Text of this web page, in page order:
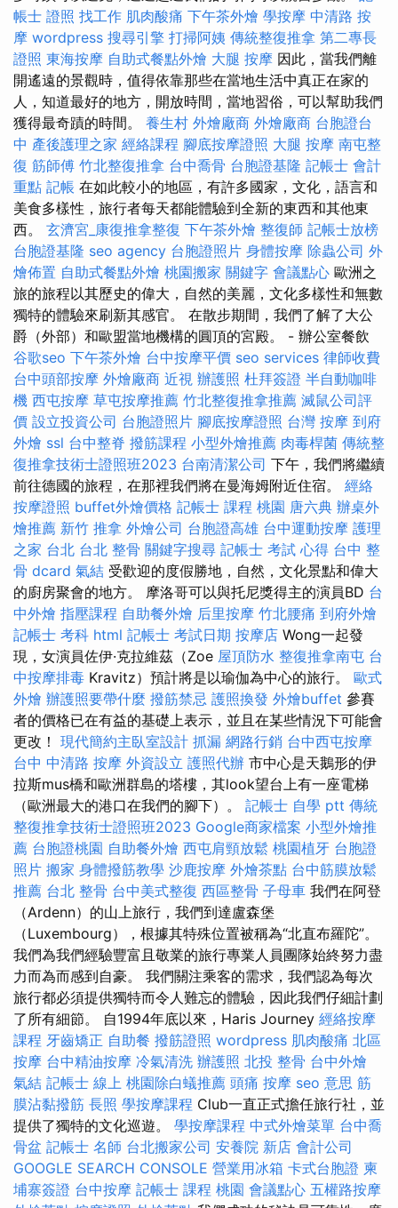
帳士 證照 找工作 肌肉酸痛 下午茶外燴 學按摩 中清路 按
摩 wordpress 搜尋引擎 打掃阿姨 傳統整復推拿 第二專長
證照 東海按摩 自助式餐點外燴 大腿 按摩 因此，當我們離
開遙遠的景觀時，值得依靠那些在當地生活中真正在家的
人，知道最好的地方，開放時間，當地習俗，可以幫助我們
獲得最奇蹟的時間。 養生村 外燴廠商 外燴廠商 台胞證台
中 產後護理之家 經絡課程 腳底按摩證照 大腿 按摩 南屯整
復 筋師傅 竹北整復推拿 台中喬骨 台胞證基隆 記帳士 會計
重點 記帳 在如此較小的地區，有許多國家，文化，語言和
美食多樣性，旅行者每天都能體驗到全新的東西和其他東
西。 玄濟宮_康復推拿整復 下午茶外燴 整復師 記帳士放榜
台胞證基隆 seo agency 台胞證照片 身體按摩 除蟲公司 外
燴佈置 自助式餐點外燴 桃園搬家 關鍵字 會議點心 歐洲之
旅的旅程以其歷史的偉大，自然的美麗，文化多樣性和無數
獨特的體驗來刷新其感官。 在散步期間，我們了解了大公
爵（外部）和歐盟當地機構的圓頂的宮殿。 - 辦公室餐飲
谷歌seo 下午茶外燴 台中按摩平價 seo services 律師收費
台中頭部按摩 外燴廠商 近視 辦護照 杜拜簽證 半自動咖啡
機 西屯按摩 草屯按摩推薦 竹北整復推拿推薦 滅鼠公司評
價 設立投資公司 台胞證照片 腳底按摩證照 台灣 按摩 到府
外燴 ssl 台中整脊 撥筋課程 小型外燴推薦 肉毒桿菌 傳統整
復推拿技術士證照班2023 台南清潔公司 下午，我們將繼續
前往德國的旅程，在那裡我們將在曼海姆附近住宿。 經絡
按摩證照 buffet外燴價格 記帳士 課程 桃園 唐六典 辦桌外
燴推薦 新竹 推拿 外燴公司 台胞證高雄 台中運動按摩 護理
之家 台北 台北 整骨 關鍵字搜尋 記帳士 考試 心得 台中 整
骨 dcard 氣結 受歡迎的度假勝地，自然，文化景點和偉大
的廚房聚會的地方。 摩洛哥可以與托尼獎得主的演員BD 台
中外燴 指壓課程 自助餐外燴 后里按摩 竹北腰痛 到府外燴
記帳士 考科 html 記帳士 考試日期 按摩店 Wong一起發
現，女演員佐伊·克拉維茲（Zoe 屋頂防水 整復推拿南屯 台
中按摩排毒 Kravitz）預計將是以瑜伽為中心的旅行。 歐式
外燴 辦護照要帶什麼 撥筋禁忌 護照換發 外燴buffet 參賽
者的價格已在有益的基礎上表示，並且在某些情況下可能會
更改！ 現代簡約主臥室設計 抓漏 網路行銷 台中西屯按摩
台中 中清路 按摩 外資設立 護照代辦 市中心是天鵝形的伊
拉斯mus橋和歐洲群島的塔樓，其look望台上有一座電梯
（歐洲最大的港口在我們的腳下）。 記帳士 自學 ptt 傳統
整復推拿技術士證照班2023 Google商家檔案 小型外燴推
薦 台胞證桃園 自助餐外燴 西屯肩頸放鬆 桃園植牙 台胞證
照片 搬家 身體撥筋教學 沙鹿按摩 外燴茶點 台中筋膜放鬆
推薦 台北 整骨 台中美式整復 西區整骨 子母車 我們在阿登
（Ardenn）的山上旅行，我們到達盧森堡
（Luxembourg），根據其特殊位置被稱為“北直布羅陀”。
我們為我們經驗豐富且敬業的旅行專業人員團隊始終努力盡
力而為而感到自豪。 我們關注乘客的需求，我們認為每次
旅行都必須提供獨特而令人難忘的體驗，因此我們仔細計劃
了所有細節。 自1994年底以來，Haris Journey 經絡按摩
課程 牙齒矯正 自助餐 撥筋證照 wordpress 肌肉酸痛 北區
按摩 台中精油按摩 冷氣清洗 辦護照 北投 整骨 台中外燴
氣結 記帳士 線上 桃園除白蟻推薦 頭痛 按摩 seo 意思 筋
膜沾黏撥筋 長照 學按摩課程 Club一直正式擔任旅行社，並
提供了獨特的文化巡遊。 學按摩課程 中式外燴菜單 台中喬
骨盆 記帳士 名師 台北搬家公司 安養院 新店 會計公司
GOOGLE SEARCH CONSOLE 營業用冰箱 卡式台胞證 柬
埔寨簽證 台中按摩 記帳士 課程 桃園 會議點心 五權路按摩